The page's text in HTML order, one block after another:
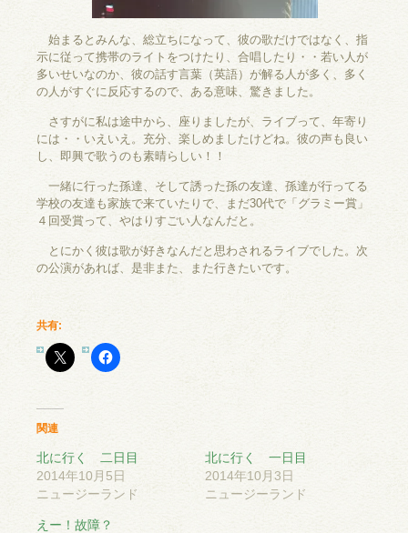
始まるとみんな、総立ちになって、彼の歌だけではなく、指
示に従って携帯のライトをつけたり、合唱したり・・若い人が
多いせいなのか、彼の話す言葉（英語）が解る人が多く、多く
の人がすぐに反応するので、ある意味、驚きました。
さすがに私は途中から、座りましたが、ライブって、年寄り
には・・いえいえ。充分、楽しめましたけどね。彼の声も良い
し、即興で歌うのも素晴らしい！！
一緒に行った孫達、そして誘った孫の友達、孫達が行ってる
学校の友達も家族で来ていたりで、まだ30代で「グラミー賞」
４回受賞って、やはりすごい人なんだと。
とにかく彼は歌が好きなんだと思わされるライブでした。次
の公演があれば、是非また、また行きたいです。
共有:
関連
北に行く 二日目
2014年10月5日
ニュージーランド
北に行く 一日目
2014年10月3日
ニュージーランド
えー！故障？